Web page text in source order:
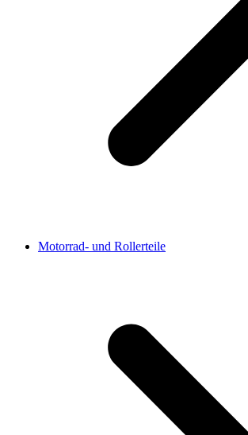
Motorrad- und Rollerteile